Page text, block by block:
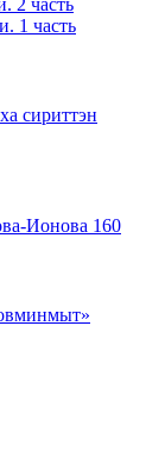
2 часть
1 часть
сириттэн
Ионова 160